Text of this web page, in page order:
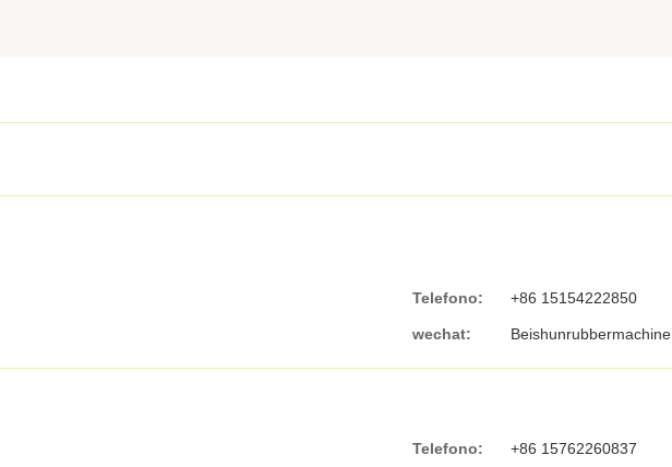
Telefono: +86 15154222850
wechat: Beishunrubbermachine
Telefono: +86 15762260837